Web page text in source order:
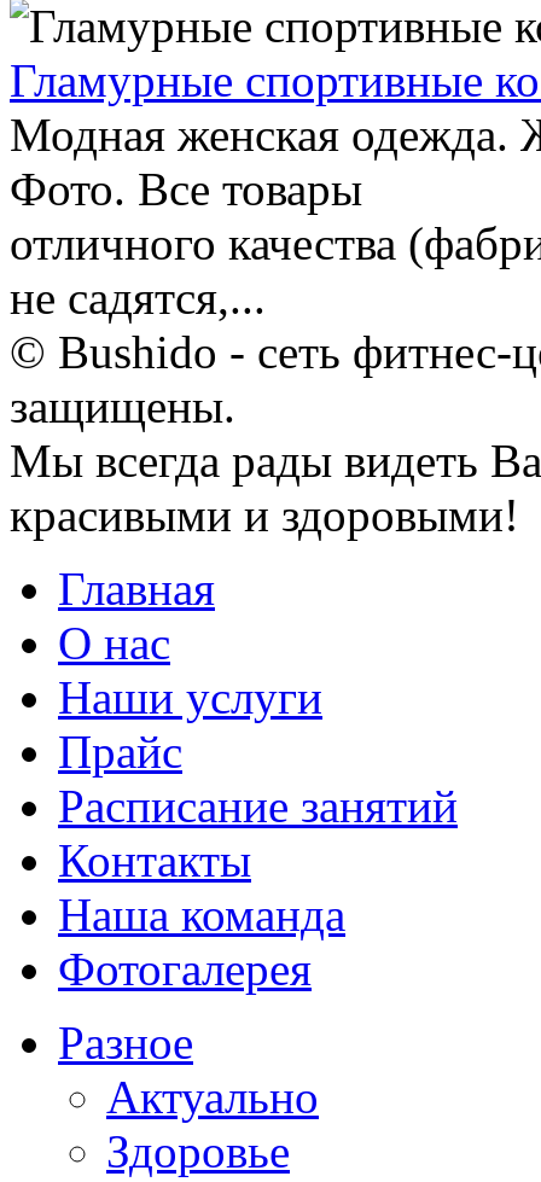
Гламурные спортивные
Модная женская одежда.
Фото. Все товары
отличного качества
не садятся,...
© Bushido - сеть фитнес-
защищены.
Мы всегда рады видеть
красивыми и здоровыми!
Главная
О нас
Наши услуги
Прайс
Расписание занятий
Контакты
Наша команда
Фотогалерея
Разное
Актуально
Здоровье